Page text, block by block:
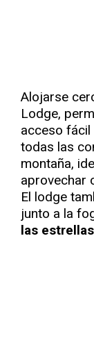
Alojarse
Lodge,
acceso
todas las
montaña,
aprovechar
El lodge
junto a la
las